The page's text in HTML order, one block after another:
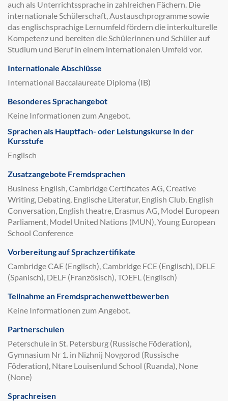
auch als Unterrichtssprache in zahlreichen Fächern. Die
internationale Schülerschaft, Austauschprogramme sowie
das englischsprachige Lernumfeld fördern die interkulturelle
Kompetenz und bereiten die Schülerinnen und Schüler auf
Studium und Beruf in einem internationalen Umfeld vor.
Internationale Abschlüsse
International Baccalaureate Diploma (IB)
Besonderes Sprachangebot
Keine Informationen zum Angebot.
Sprachen als Hauptfach- oder Leistungskurse in der
Kursstufe
Englisch
Zusatzangebote Fremdsprachen
Business English, Cambridge Certificates AG, Creative
Writing, Debating, Englische Literatur, English Club, English
Conversation, English theatre, Erasmus AG, Model European
Parliament, Model United Nations (MUN), Young European
School Conference
Vorbereitung auf Sprachzertifikate
Cambridge CAE (Englisch), Cambridge FCE (Englisch), DELE
(Spanisch), DELF (Französisch), TOEFL (Englisch)
Teilnahme an Fremdsprachenwettbewerben
Keine Informationen zum Angebot.
Partnerschulen
Peterschule in St. Petersburg (Russische Föderation),
Gymnasium Nr 1. in Nizhnij Novgorod (Russische
Föderation), Ntare Louisenlund School (Ruanda), None
(None)
Sprachreisen